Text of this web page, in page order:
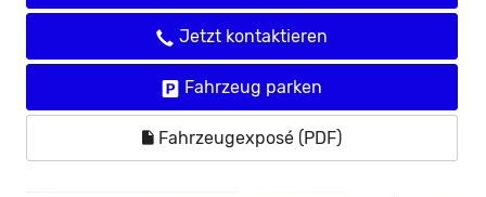
Jetzt kontaktieren
Fahrzeug parken
Fahrzeugexposé (PDF)